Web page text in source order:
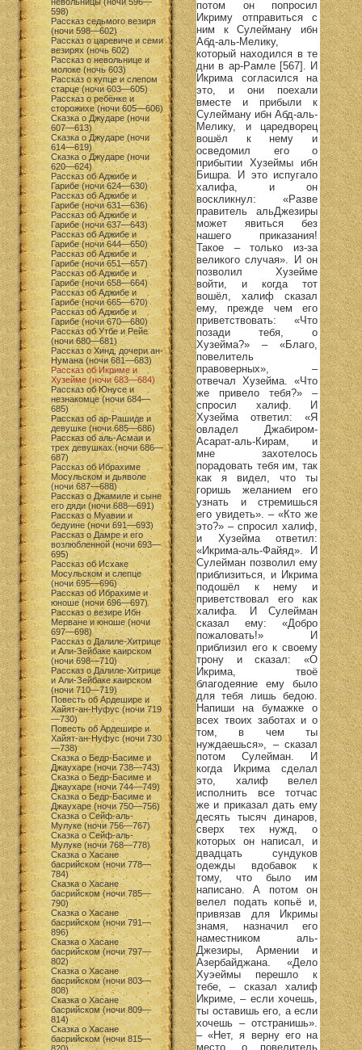
598)
Рассказ седьмого везиря
(ночи 598—602)
Рассказ о царевиче и семи
везирях (ночь 602)
Рассказ о невольнице и
молоке (ночь 603)
Рассказ о купце и слепом
старце (ночи 603—605)
Рассказ о ребёнке и
сторожихе (ночи 605—606)
Сказка о Джударе (ночи
607—613)
Сказка о Джударе (ночи
614—619)
Сказка о Джударе (ночи
620—624)
Рассказ об Аджибе и
Гарибе (ночи 624—630)
Рассказ об Аджибе и
Гарибе (ночи 631—636)
Рассказ об Аджибе и
Гарибе (ночи 637—643)
Рассказ об Аджибе и
Гарибе (ночи 644—650)
Рассказ об Аджибе и
Гарибе (ночи 651—657)
Рассказ об Аджибе и
Гарибе (ночи 658—664)
Рассказ об Аджибе и
Гарибе (ночи 665—670)
Рассказ об Аджибе и
Гарибе (ночи 670—680)
Рассказ об Утбе и Рейе
(ночи 680—681)
Рассказ о Хинд, дочери ан-
Нумана (ночи 681—683)
Рассказ об Икриме и
Хузейме (ночи 683—684)
Рассказ об Юнусе и
незнакомце (ночи 684—
685)
Рассказ об ар-Рашиде и
девушке (ночи 685—686)
Рассказ об аль-Асмаи и
трех девушках (ночи 686—
687)
Рассказ об Ибрахиме
Мосульском и дьяволе
(ночи 687—688)
Рассказ о Джамиле и сыне
его дяди (ночи 688—691)
Рассказ о Муавии и
бедуине (ночи 691—693)
Рассказ о Дамре и его
возлюбленной (ночи 693—
695)
Рассказ об Исхаке
Мосульском и слепце
(ночи 695—696)
Рассказ об Ибрахиме и
юноше (ночи 696—697)
Рассказ о везире Ибн
Мерване и юноше (ночи
697—698)
Рассказ о Далиле-Хитрице
и Али-Зейбаке каирском
(ночи 698—710)
Рассказ о Далиле-Хитрице
и Али-Зейбаке каирском
(ночи 710—719)
Повесть об Ардешире и
Хайят-ан-Нуфус (ночи 719
—730)
Повесть об Ардешире и
Хайят-ан-Нуфус (ночи 730
—738)
Сказка о Бедр-Басиме и
Джаухаре (ночи 738—743)
Сказка о Бедр-Басиме и
Джаухаре (ночи 744—749)
Сказка о Бедр-Басиме и
Джаухаре (ночи 750—756)
Сказка о Сейф-аль-
Мулуке (ночи 756—767)
Сказка о Сейф-аль-
Мулуке (ночи 768—778)
Сказка о Хасане
басрийском (ночи 778—
784)
Сказка о Хасане
басрийском (ночи 785—
790)
Сказка о Хасане
басрийском (ночи 791—
896)
Сказка о Хасане
басрийском (ночи 797—
802)
Сказка о Хасане
басрийском (ночи 803—
808)
Сказка о Хасане
басрийском (ночи 809—
814)
Сказка о Хасане
басрийском (ночи 815—
потом он попросил
Икриму отправиться с
ним к Сулейману ибн
Абд-аль-Мелику,
который находился в те
дни в ар-Рамле [567]. И
Икрима согласился на
это, и они поехали
вместе и прибыли к
Сулейману ибн Абд-аль-
Мелику, и царедворец
вошёл к нему и
осведомил его о
прибытии Хузеймы ибн
Бишра. И это испугало
халифа, и он
воскликнул: «Разве
правитель альДжезиры
может явиться без
нашего приказания!
Такое – только из-за
великого случая». И он
позволил Хузейме
войти, и когда тот
вошёл, халиф сказал
ему, прежде чем его
приветствовать: «Что
позади тебя, о
Хузейма?» – «Благо,
повелитель
правоверных», –
отвечал Хузейма. «Что
же привело тебя?» –
спросил халиф. И
Хузейма ответил: «Я
овладел Джабиром-
Асарат-аль-Кирам, и
мне захотелось
порадовать тебя им, так
как я видел, что ты
горишь желанием его
узнать и стремишься
его увидеть». – «Кто же
это?» – спросил халиф,
и Хузейма ответил:
«Икрима-аль-Файяд». И
Сулейман позволил ему
приблизиться, и Икрима
подошёл к нему и
приветствовал его как
халифа. И Сулейман
сказал ему: «Добро
пожаловать!» И
приблизил его к своему
трону и сказал: «О
Икрима, твоё
благодеяние ему было
для тебя лишь бедою.
Напиши на бумажке о
всех твоих заботах и о
том, в чем ты
нуждаешься», – сказал
потом Сулейман. И
когда Икрима сделал
это, халиф велел
исполнить все тотчас
же и приказал дать ему
десять тысяч динаров,
сверх тех нужд, о
которых он написал, и
двадцать сундуков
одежды вдобавок к
тому, что было им
написано. А потом он
велел подать копьё и,
привязав для Икримы
знамя, назначил его
наместником аль-
Джезиры, Армении и
Азербайджана. «Дело
Хуэеймы перешло к
тебе, – сказал халиф
Икриме, – если хочешь,
ты оставишь его, а если
хочешь – отстранишь».
– «Нет, я верну его на
место, о повелитель